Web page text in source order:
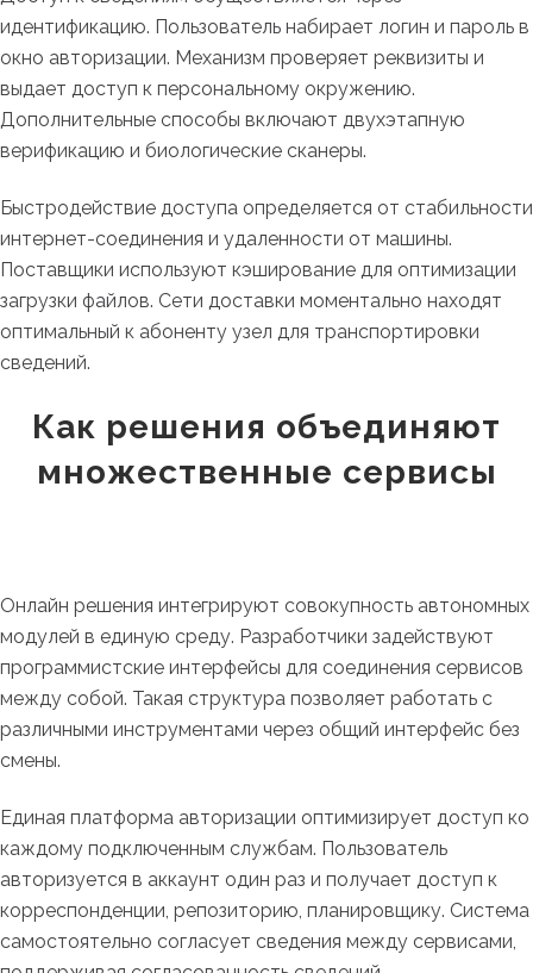
идентификацию. Пользователь набирает логин и пароль в
окно авторизации. Механизм проверяет реквизиты и
выдает доступ к персональному окружению.
Дополнительные способы включают двухэтапную
верификацию и биологические сканеры.
Быстродействие доступа определяется от стабильности
интернет-соединения и удаленности от машины.
Поставщики используют кэширование для оптимизации
загрузки файлов. Сети доставки моментально находят
оптимальный к абоненту узел для транспортировки
сведений.
Как решения объединяют
множественные сервисы
Онлайн решения интегрируют совокупность автономных
модулей в единую среду. Разработчики задействуют
программистские интерфейсы для соединения сервисов
между собой. Такая структура позволяет работать с
различными инструментами через общий интерфейс без
смены.
Единая платформа авторизации оптимизирует доступ ко
каждому подключенным службам. Пользователь
авторизуется в аккаунт один раз и получает доступ к
корреспонденции, репозиторию, планировщику. Система
самостоятельно согласует сведения между сервисами,